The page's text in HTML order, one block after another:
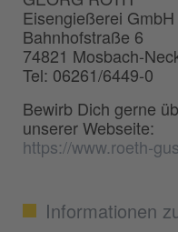
Eisengießerei
Bahnhofstraße 6
74821 Mosbach-
Tel: 06261/6449-0
Bewirb Dich gerne
unserer Webseite:
https://www.roeth-
Informationen